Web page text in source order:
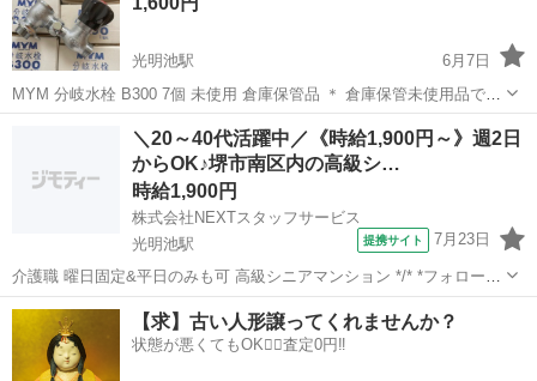
光明池駅
6月7日
MYM 分岐水栓 B300 7個 未使用 倉庫保管品 ＊ 倉庫保管未使用品で
す。 ＊外箱のヨゴレ、痛みがあります。 ＊7箱がありますが，一箱か
らご購入可能です。 ＊1箱は¥ 1600円です、2箱は¥ 3000円です。 撮...
光明池駅 その他 液晶
＼20～40代活躍中／《時給1,900円～》週2日
からOK♪堺市南区内の高級シ…
時給1,900円
株式会社NEXTスタッフサービス
光明池駅
提携サイト 7月23日
介護職 曜日固定&平日のみも可 高級シニアマンション */* *フォロー体
制ばっちりの環境!* *＼* ゆとりのある人員体制で、ブランクのある方
や経験が少ない方でも安心◎ 利用者さんが安心して過ごせるよう、み
んなでサポー...
大阪 光明池駅 介護
【求】古い人形譲ってくれませんか？
状態が悪くてもOK🙆‍♀️査定0円‼️